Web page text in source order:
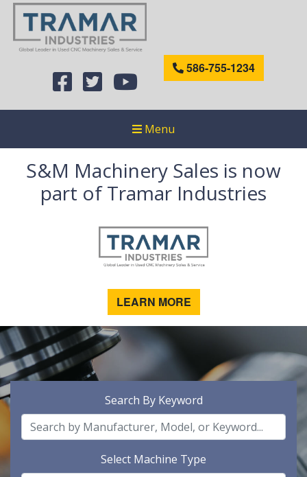
586-755-1234
Menu
S&M Machinery Sales is now
part of Tramar Industries
LEARN MORE
Search By Keyword
Select Machine Type